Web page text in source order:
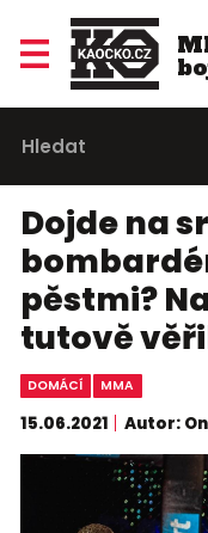
Dojde na
pěstmi?
tutově
DOMÁCÍ MMA
15.06.2021 Autor: